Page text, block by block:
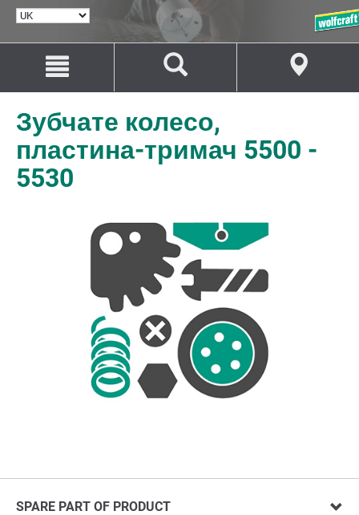
ВИБРАТИ
Перейти
змісту
Перейти
навігації
Зубчате колесо,
пластина-тримач 5500 -
5530
SPARE PART OF PRODUCT